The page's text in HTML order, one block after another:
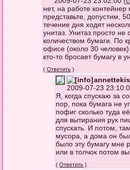
нет, на работе
представьте, допустим,
течение дня ходят
унитаз. Унитаз просто не
количеством бумаги. По
офисе (около 30 человек)
кто-то бросает бумагу в
(Ответить )
2009-07-23
Я, когда спускаю за
пор, пока бумага не
пофиг сколько туда
для вытирания рук
спускать. И потом,
мусора, а дома он
было эту бумагу мне
или в толчок потом
(Ответить )